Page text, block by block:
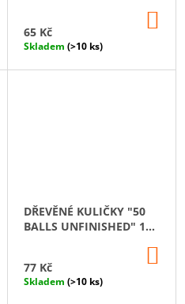
KOŠÍKU
65 Kč
Skladem (>10 ks)
KOŠÍKU
DŘEVĚNÉ KULIČKY "50
BALLS UNFINISHED" 15
77 Kč
Skladem (>10 ks)